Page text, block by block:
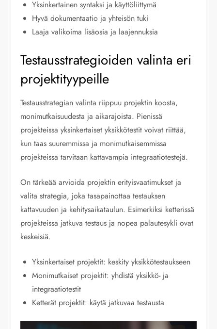
Yksinkertainen syntaksi ja käyttöliittymä
Hyvä dokumentaatio ja yhteisön tuki
Laaja valikoima lisäosia ja laajennuksia
Testausstrategioiden valinta eri
projektityypeille
Testausstrategian valinta riippuu projektin koosta,
monimutkaisuudesta ja aikarajoista. Pienissä
projekteissa yksinkertaiset yksikkötestit voivat riittää,
kun taas suuremmissa ja monimutkaisemmissa
projekteissa tarvitaan kattavampia integraatiotestejä.
On tärkeää arvioida projektin erityisvaatimukset ja
valita strategia, joka tasapainottaa testauksen
kattavuuden ja kehitysaikataulun. Esimerkiksi ketterissä
projekteissa jatkuva testaus ja nopea palautesykli ovat
keskeisiä.
Yksinkertaiset projektit: keskity yksikkötestaukseen
Monimutkaiset projektit: yhdistä yksikkö- ja
integraatiotestit
Ketterät projektit: käytä jatkuvaa testausta